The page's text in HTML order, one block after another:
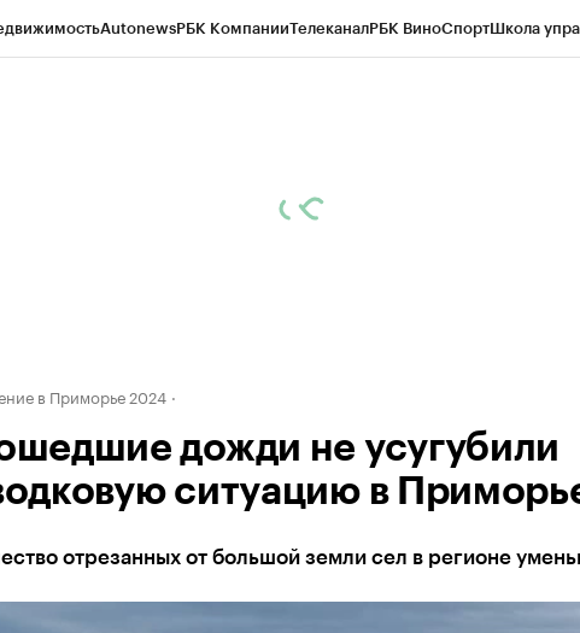
AutonewsРБК КомпанииТелеканалРБК ВиноСпортШкола
в Приморье 2024
дожди не усугубили
ситуацию в
отрезанных от большой земли сел в регионе